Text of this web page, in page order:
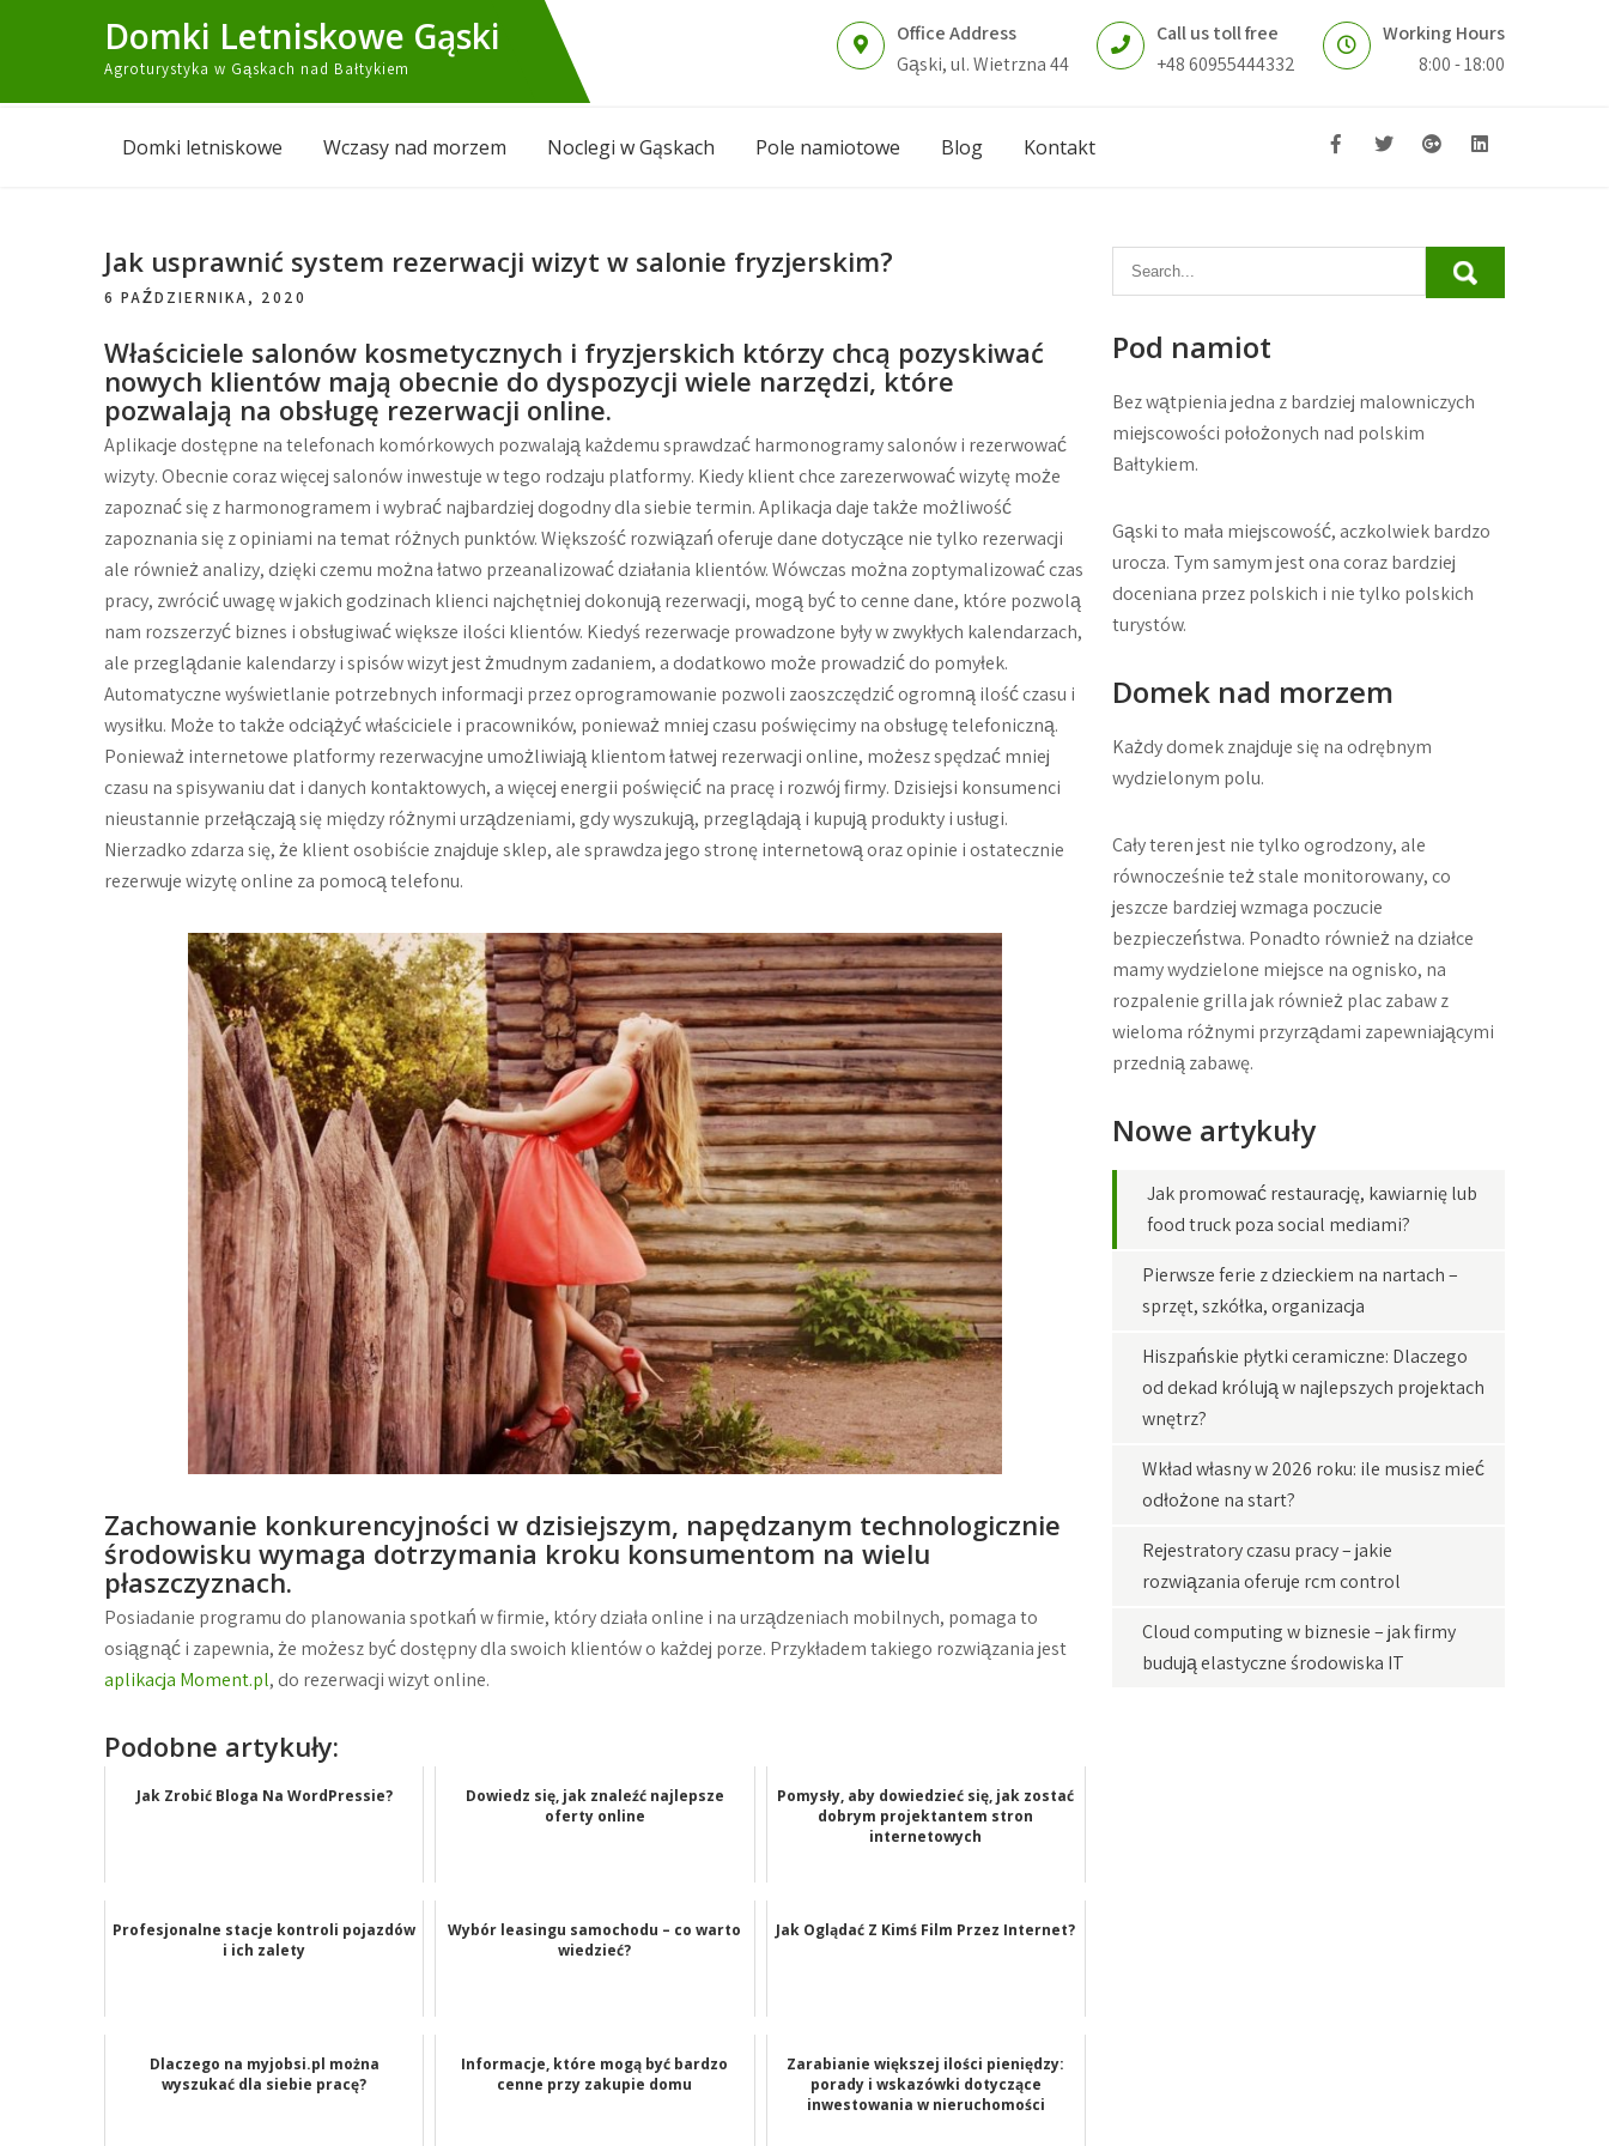
Domki Letniskowe Gąski
Agroturystyka w Gąskach nad Bałtykiem
Office Address
Gąski, ul. Wietrzna 44
Call us toll free
+48 60955444332
Working Hours
8:00 - 18:00
Domki letniskowe Wczasy nad morzem Noclegi w Gąskach Pole namiotowe Blog Kontakt
Jak usprawnić system rezerwacji wizyt w salonie fryzjerskim?
6 PAŹDZIERNIKA, 2020
Właściciele salonów kosmetycznych i fryzjerskich którzy chcą pozyskiwać
nowych klientów mają obecnie do dyspozycji wiele narzędzi, które
pozwalają na obsługę rezerwacji online.
Aplikacje dostępne na telefonach komórkowych pozwalają każdemu sprawdzać harmonogramy salonów i rezerwować
wizyty. Obecnie coraz więcej salonów inwestuje w tego rodzaju platformy. Kiedy klient chce zarezerwować wizytę może
zapoznać się z harmonogramem i wybrać najbardziej dogodny dla siebie termin. Aplikacja daje także możliwość
zapoznania się z opiniami na temat różnych punktów. Większość rozwiązań oferuje dane dotyczące nie tylko rezerwacji
ale również analizy, dzięki czemu można łatwo przeanalizować działania klientów. Wówczas można zoptymalizować czas
pracy, zwrócić uwagę w jakich godzinach klienci najchętniej dokonują rezerwacji, mogą być to cenne dane, które pozwolą
nam rozszerzyć biznes i obsługiwać większe ilości klientów. Kiedyś rezerwacje prowadzone były w zwykłych kalendarzach,
ale przeglądanie kalendarzy i spisów wizyt jest żmudnym zadaniem, a dodatkowo może prowadzić do pomyłek.
Automatyczne wyświetlanie potrzebnych informacji przez oprogramowanie pozwoli zaoszczędzić ogromną ilość czasu i
wysiłku. Może to także odciążyć właściciele i pracowników, ponieważ mniej czasu poświęcimy na obsługę telefoniczną.
Ponieważ internetowe platformy rezerwacyjne umożliwiają klientom łatwej rezerwacji online, możesz spędzać mniej
czasu na spisywaniu dat i danych kontaktowych, a więcej energii poświęcić na pracę i rozwój firmy. Dzisiejsi konsumenci
nieustannie przełączają się między różnymi urządzeniami, gdy wyszukują, przeglądają i kupują produkty i usługi.
Nierzadko zdarza się, że klient osobiście znajduje sklep, ale sprawdza jego stronę internetową oraz opinie i ostatecznie
rezerwuje wizytę online za pomocą telefonu.
Zachowanie konkurencyjności w dzisiejszym, napędzanym technologicznie
środowisku wymaga dotrzymania kroku konsumentom na wielu
płaszczyznach.
Posiadanie programu do planowania spotkań w firmie, który działa online i na urządzeniach mobilnych, pomaga to
osiągnąć i zapewnia, że możesz być dostępny dla swoich klientów o każdej porze. Przykładem takiego rozwiązania jest
aplikacja Moment.pl, do rezerwacji wizyt online.
Podobne artykuły:
Jak Zrobić Bloga Na WordPressie?
Dowiedz się, jak znaleźć najlepsze
oferty online
Pomysły, aby dowiedzieć się, jak zostać
dobrym projektantem stron
internetowych
Profesjonalne stacje kontroli pojazdów
i ich zalety
Wybór leasingu samochodu – co warto
wiedzieć?
Jak Oglądać Z Kimś Film Przez Internet?
Dlaczego na myjobsi.pl można
wyszukać dla siebie pracę?
Informacje, które mogą być bardzo
cenne przy zakupie domu
Zarabianie większej ilości pieniędzy:
porady i wskazówki dotyczące
inwestowania w nieruchomości
Pod namiot
Bez wątpienia jedna z bardziej malowniczych
miejscowości położonych nad polskim
Bałtykiem.
Gąski to mała miejscowość, aczkolwiek bardzo
urocza. Tym samym jest ona coraz bardziej
doceniana przez polskich i nie tylko polskich
turystów.
Domek nad morzem
Każdy domek znajduje się na odrębnym
wydzielonym polu.
Cały teren jest nie tylko ogrodzony, ale
równocześnie też stale monitorowany, co
jeszcze bardziej wzmaga poczucie
bezpieczeństwa. Ponadto również na działce
mamy wydzielone miejsce na ognisko, na
rozpalenie grilla jak również plac zabaw z
wieloma różnymi przyrządami zapewniającymi
przednią zabawę.
Nowe artykuły
Jak promować restaurację, kawiarnię lub
food truck poza social mediami?
Pierwsze ferie z dzieckiem na nartach –
sprzęt, szkółka, organizacja
Hiszpańskie płytki ceramiczne: Dlaczego
od dekad królują w najlepszych projektach
wnętrz?
Wkład własny w 2026 roku: ile musisz mieć
odłożone na start?
Rejestratory czasu pracy – jakie
rozwiązania oferuje rcm control
Cloud computing w biznesie – jak firmy
budują elastyczne środowiska IT